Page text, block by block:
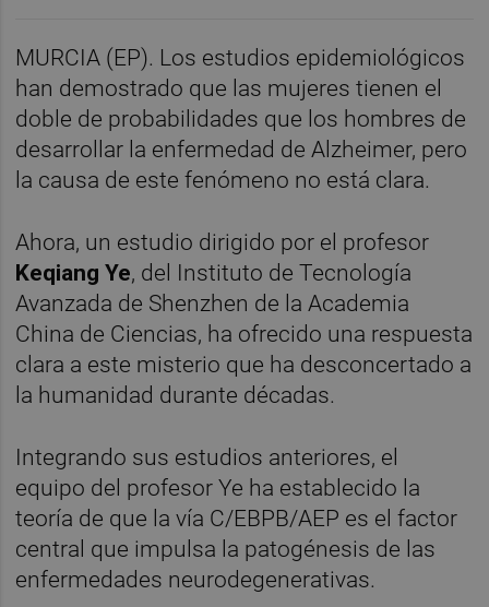
MURCIA (EP). Los estudios epidemiológicos
han demostrado que las mujeres tienen el
doble de probabilidades que los hombres de
desarrollar la enfermedad de Alzheimer, pero
la causa de este fenómeno no está clara.
Ahora, un estudio dirigido por el profesor
Keqiang Ye, del Instituto de Tecnología
Avanzada de Shenzhen de la Academia
China de Ciencias, ha ofrecido una respuesta
clara a este misterio que ha desconcertado a
la humanidad durante décadas.
Integrando sus estudios anteriores, el
equipo del profesor Ye ha establecido la
teoría de que la vía C/EBPB/AEP es el factor
central que impulsa la patogénesis de las
enfermedades neurodegenerativas.